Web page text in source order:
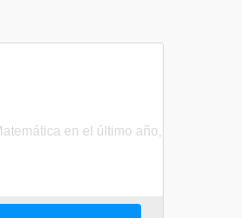
en el último año,